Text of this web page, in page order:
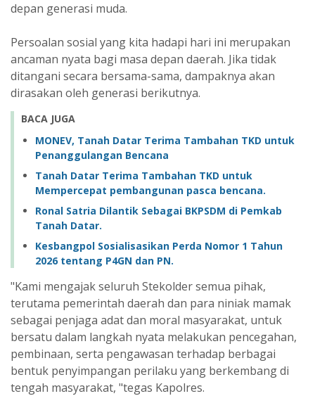
depan generasi muda.
Persoalan sosial yang kita hadapi hari ini merupakan
ancaman nyata bagi masa depan daerah. Jika tidak
ditangani secara bersama-sama, dampaknya akan
dirasakan oleh generasi berikutnya.
BACA JUGA
MONEV, Tanah Datar Terima Tambahan TKD untuk
Penanggulangan Bencana
Tanah Datar Terima Tambahan TKD untuk
Mempercepat pembangunan pasca bencana.
Ronal Satria Dilantik Sebagai BKPSDM di Pemkab
Tanah Datar.
Kesbangpol Sosialisasikan Perda Nomor 1 Tahun
2026 tentang P4GN dan PN.
"Kami mengajak seluruh Stekolder semua pihak,
terutama pemerintah daerah dan para niniak mamak
sebagai penjaga adat dan moral masyarakat, untuk
bersatu dalam langkah nyata melakukan pencegahan,
pembinaan, serta pengawasan terhadap berbagai
bentuk penyimpangan perilaku yang berkembang di
tengah masyarakat, "tegas Kapolres.